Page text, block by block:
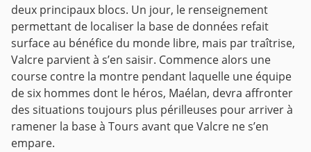
deux principaux blocs. Un jour, le renseignement
permettant de localiser la base de données refait
surface au bénéfice du monde libre, mais par traîtrise,
Valcre parvient à s’en saisir. Commence alors une
course contre la montre pendant laquelle une équipe
de six hommes dont le héros, Maélan, devra affronter
des situations toujours plus périlleuses pour arriver à
ramener la base à Tours avant que Valcre ne s’en
empare.